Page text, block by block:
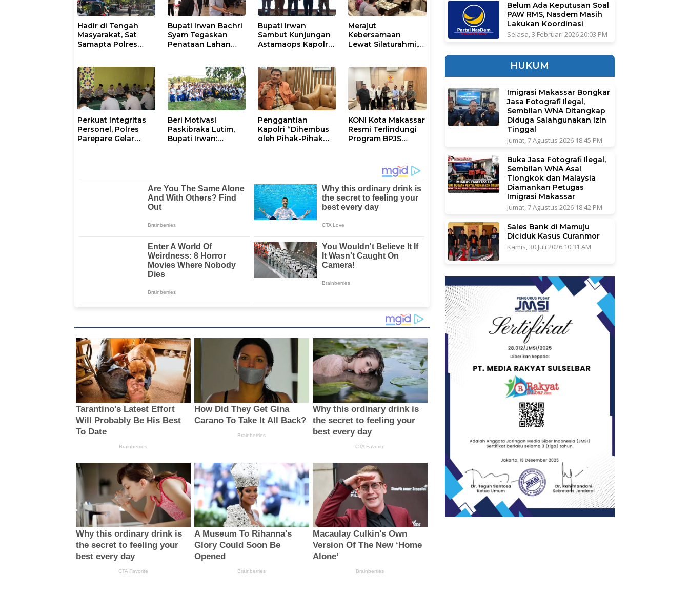
Hadir di Tengah
Masyarakat, Sat
Samapta Polres
Pagi
Bupati Irwan Bachri
Syam Tegaskan
Penataan Lahan
Bupati Irwan
Sambut Kunjungan
Astamaops Kapolri
Luwu Timur
Merajut
Kebersamaan
Lewat Silaturahmi,
dengan Tokoh
Masyarakat
Perkuat Integritas
Personel, Polres
Parepare Gelar
Beri Motivasi
Paskibraka Lutim,
Bupati Irwan:
Penggantian
Kapolri “Dihembus
oleh Pihak-Pihak
KONI Kota Makassar
Resmi Terlindungi
Program BPJS
Belum Ada Keputusan Soal
PAW RMS, Nasdem Masih
Lakukan Koordinasi
Selasa, 3 Februari 2026 20:03 PM
HUKUM
Imigrasi Makassar Bongkar
Jasa Fotografi Ilegal,
Sembilan WNA Ditangkap
Diduga Salahgunakan Izin
Tinggal
Jumat, 7 Agustus 2026 18:45 PM
Buka Jasa Fotografi Ilegal,
Sembilan WNA Asal
Tiongkok dan Malaysia
Diamankan Petugas
Imigrasi Makassar
Jumat, 7 Agustus 2026 18:42 PM
Sales Bank di Mamuju
Diciduk Kasus Curanmor
Kamis, 30 Juli 2026 10:31 AM